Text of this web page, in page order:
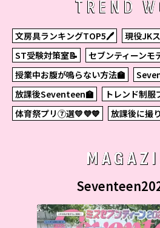
TREND
文房具ランキングTOP5🖊
現役JK
ST受験対策室📝
セブンティーンモ
授業中お腹が鳴らない方法🏫
放課後Seventeen🏫
トレンド制服
体育祭プリ⑦選💛💜💙
放課後に撮